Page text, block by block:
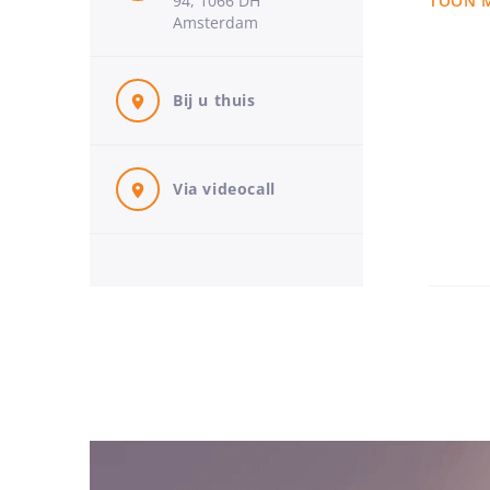
heb
We
Amsterdam
Bij u thuis
Via videocall